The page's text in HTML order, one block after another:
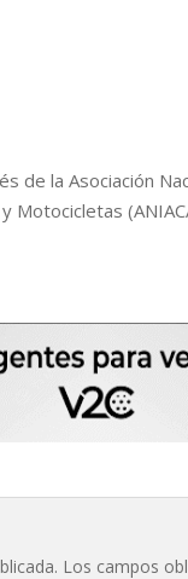
de la Asociación
Motocicletas
Los campos